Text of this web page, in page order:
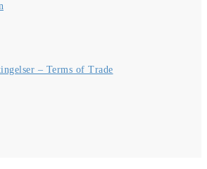
– Terms of Trade